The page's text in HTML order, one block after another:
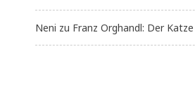
Neni zu Franz Orghandl: Der